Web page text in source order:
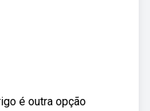
é outra opção